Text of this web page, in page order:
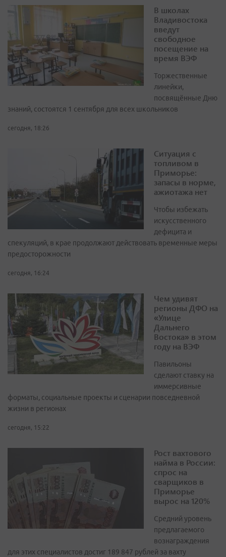
В школах
Владивостока
введут
свободное
посещение на
время ВЭФ
Торжественные
линейки,
посвящённые Дню
знаний, состоятся 1 сентября для всех школьников
сегодня, 18:26
Ситуация с
топливом в
Приморье:
запасы в норме,
ажиотажа нет
Чтобы избежать
искусственного
дефицита и
спекуляций, в крае продолжают действовать временные меры
предосторожности
сегодня, 16:24
Чем удивят
регионы ДФО на
«Улице
Дальнего
Востока» в этом
году на ВЭФ
Павильоны
сделают ставку на
иммерсивные
форматы, социальные проекты и сценарии повседневной
жизни в регионах
сегодня, 15:22
Рост вахтового
найма в России:
спрос на
сварщиков в
Приморье
вырос на 120%
Средний уровень
предлагаемого
вознаграждения
для этих специалистов достиг 189 847 рублей за вахту